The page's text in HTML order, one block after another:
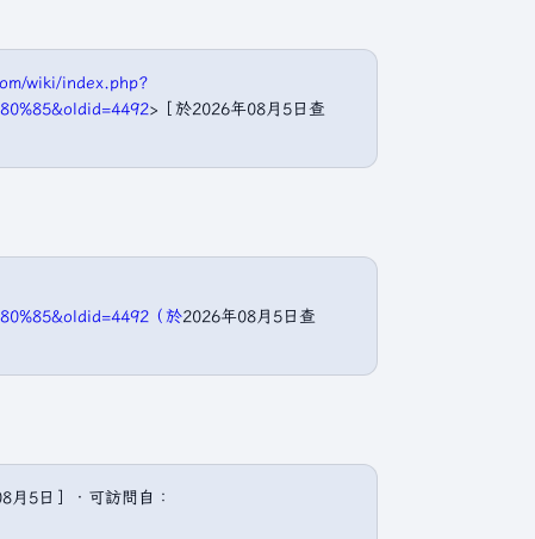
wiki/index.php?
>［於2026年08月5日查
（於2026年08月5日查
5日］．可訪問自：